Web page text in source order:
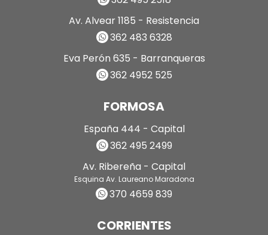
Av. Alvear 1185 - Resistencia
362 483 6328
Eva Perón 635 - Barranqueras
362 4952 525
FORMOSA
España 444 - Capital
362 495 2499
Av. Ribereña - Capital
Esquina Av. Laureano Maradona
370 4659 839
CORRIENTES